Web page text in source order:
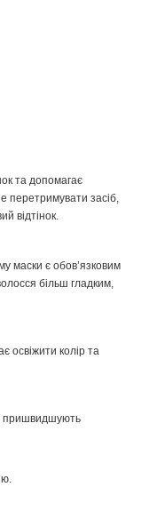
та допомагає
перетримувати засіб,
відтінок.
маски є обов’язковим
більш гладким,
освіжити колір та
пришвидшують